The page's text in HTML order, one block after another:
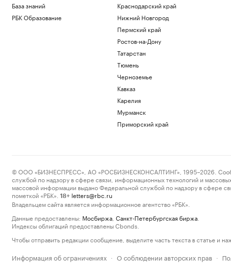
База знаний
РБК Образование
Краснодарский край
Нижний Новгород
Пермский край
Ростов-на-Дону
Татарстан
Тюмень
Черноземье
Кавказ
Карелия
Мурманск
Приморский край
© ООО «БИЗНЕСПРЕСС», АО «РОСБИЗНЕСКОНСАЛТИНГ», 1995–2026.
службой по надзору в сфере связи, информационных технологий и
массовой информации выдано Федеральной службой по надзору в сфере
пометкой «РБК».
18+ letters@rbc.ru
Владельцем сайта является информационное агентство «РБК».
Данные предоставлены: Мосбиржа Санкт-Петербургская биржа
Индексы облигаций предоставлены Cbonds.
Чтобы отправить редакции сообщение, выделите часть текста в статье и
Информация об ограничениях · О соблюдении авторских прав ·